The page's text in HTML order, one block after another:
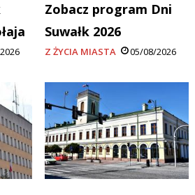
Zobacz program Dni
Suwałk 2026
Z ŻYCIA MIASTA 05/08/2026